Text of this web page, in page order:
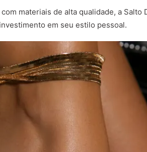
com materiais de alta qualidade, a Salto
em seu estilo pessoal.